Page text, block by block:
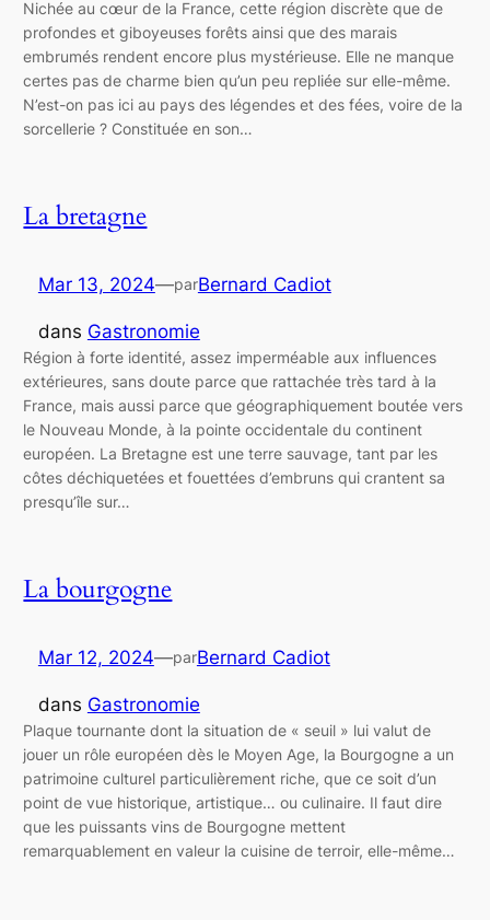
Nichée au cœur de la France, cette région discrète que de
profondes et giboyeuses forêts ainsi que des marais
embrumés rendent encore plus mystérieuse. Elle ne manque
certes pas de charme bien qu’un peu repliée sur elle-même.
N’est-on pas ici au pays des légendes et des fées, voire de la
sorcellerie ? Constituée en son…
La bretagne
Mar 13, 2024—parBernard Cadiot
dans Gastronomie
Région à forte identité, assez imperméable aux influences
extérieures, sans doute parce que rattachée très tard à la
France, mais aussi parce que géographiquement boutée vers
le Nouveau Monde, à la pointe occidentale du continent
européen. La Bretagne est une terre sauvage, tant par les
côtes déchiquetées et fouettées d’embruns qui crantent sa
presqu’île sur…
La bourgogne
Mar 12, 2024—parBernard Cadiot
dans Gastronomie
Plaque tournante dont la situation de « seuil » lui valut de
jouer un rôle européen dès le Moyen Age, la Bourgogne a un
patrimoine culturel particulièrement riche, que ce soit d’un
point de vue historique, artistique… ou culinaire. Il faut dire
que les puissants vins de Bourgogne mettent
remarquablement en valeur la cuisine de terroir, elle-même…